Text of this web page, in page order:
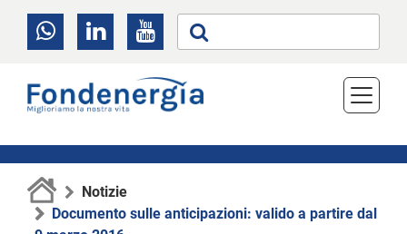
Notizie
Documento sulle anticipazioni: valido a partire dal